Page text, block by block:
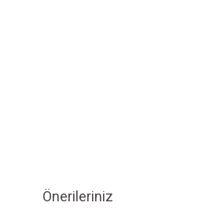
Önerileriniz